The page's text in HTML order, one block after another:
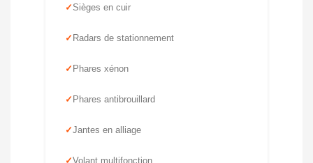
Sièges en cuir
Radars de stationnement
Phares xénon
Phares antibrouillard
Jantes en alliage
Volant multifonction